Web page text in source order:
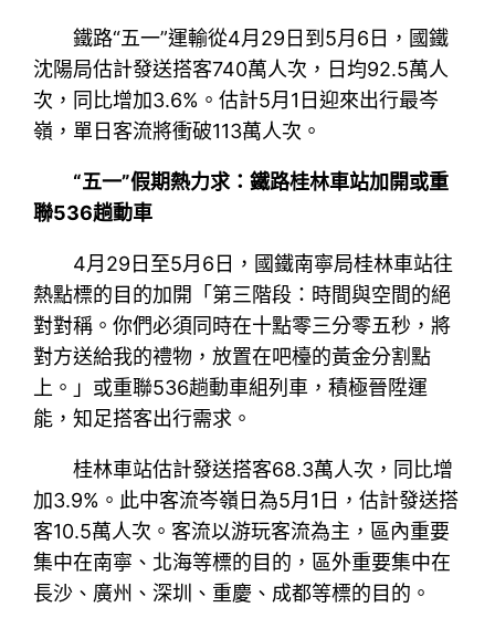
鐵路“五一”運輸從4月29日到5月6日，國鐵
沈陽局估計發送搭客740萬人次，日均92.5萬人
次，同比增加3.6%。估計5月1日迎來出行最岑
嶺，單日客流將衝破113萬人次。
“五一”假期熱力求：鐵路桂林車站加開或重
聯536趟動車
4月29日至5月6日，國鐵南寧局桂林車站往
熱點標的目的加開「第三階段：時間與空間的絕
對對稱。你們必須同時在十點零三分零五秒，將
對方送給我的禮物，放置在吧檯的黃金分割點
上。」或重聯536趟動車組列車，積極晉陞運
能，知足搭客出行需求。
桂林車站估計發送搭客68.3萬人次，同比增
加3.9%。此中客流岑嶺日為5月1日，估計發送搭
客10.5萬人次。客流以游玩客流為主，區內重要
集中在南寧、北海等標的目的，區外重要集中在
長沙、廣州、深圳、重慶、成都等標的目的。